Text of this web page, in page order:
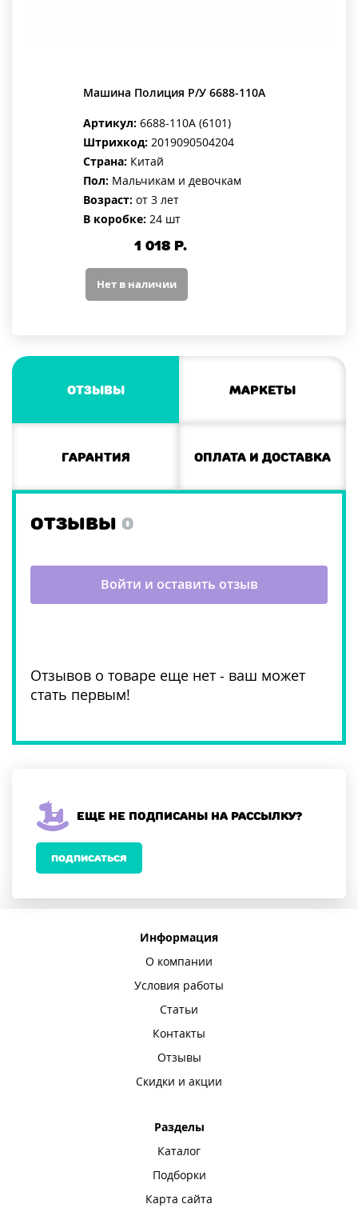
Машина Полиция Р/У 6688-110A
Артикул: 6688-110A (6101)
Штрихкод: 2019090504204
Страна: Китай
Пол: Мальчикам и девочкам
Возраст: от 3 лет
В коробке: 24 шт
1 018Р.
Нет в наличии
Отзывы Маркеты
Гарантия Оплата и доставка
ОТЗЫВЫ 0
Отзывов о товаре еще нет - ваш может
стать первым!
Войти и оставить отзыв
Еще не подписаны на рассылку?
ПОДПИСАТЬСЯ
Информация
О компании
Условия работы
Статьи
Контакты
Отзывы
Скидки и акции
Разделы
Каталог
Подборки
Карта сайта